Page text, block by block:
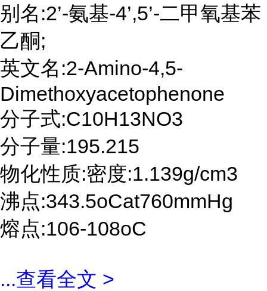
别名:2’-氨基-4’,5’-二甲氧基苯
乙酮;
英文名:2-Amino-4,5-
Dimethoxyacetophenone
分子式:C10H13NO3
分子量:195.215
物化性质:密度:1.139g/cm3
沸点:343.5oCat760mmHg
熔点:106-108oC
...查看全文 >